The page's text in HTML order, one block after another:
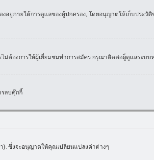
อยู่ภายใต้การดูแลของผู้ปกครอง, โดยอนุญาตให้เก็บประวั
ม่ต้องการให้ผู้เยี่ยมชมทำการสมัคร กรุณาติดต่อผู็ดูแลระบ
รลบคุ๊กกี้
). ซึ่งจะอนุญาตให้คุณเปลี่ยนแปลงค่าต่างๆ